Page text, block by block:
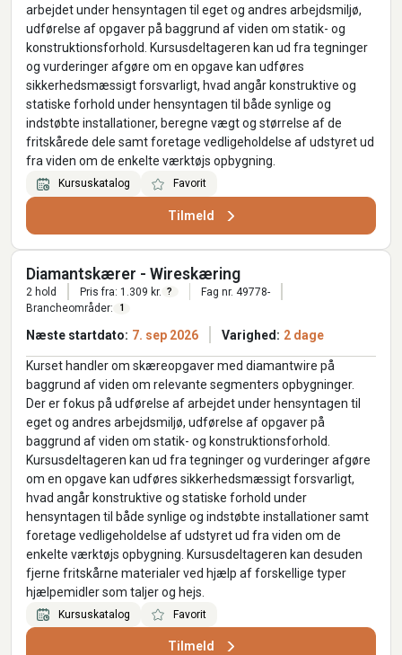
arbejdet under hensyntagen til eget og andres arbejdsmiljø,
udførelse af opgaver på baggrund af viden om statik- og
konstruktionsforhold. Kursusdeltageren kan ud fra tegninger
og vurderinger afgøre om en opgave kan udføres
sikkerhedsmæssigt forsvarligt, hvad angår konstruktive og
statiske forhold under hensyntagen til både synlige og
indstøbte installationer, beregne vægt og størrelse af de
fritskårede dele samt foretage vedligeholdelse af udstyret ud
fra viden om de enkelte værktøjs opbygning.
Kursuskatalog Favorit
Tilmeld
Diamantskærer - Wireskæring
2 hold Pris fra: 1.309 kr. ?
Fag nr. 49778-
Brancheområder:
1
Næste startdato: 7. sep 2026 Varighed: 2 dage
Kurset handler om skæreopgaver med diamantwire på
baggrund af viden om relevante segmenters opbygninger.
Der er fokus på udførelse af arbejdet under hensyntagen til
eget og andres arbejdsmiljø, udførelse af opgaver på
baggrund af viden om statik- og konstruktionsforhold.
Kursusdeltageren kan ud fra tegninger og vurderinger afgøre
om en opgave kan udføres sikkerhedsmæssigt forsvarligt,
hvad angår konstruktive og statiske forhold under
hensyntagen til både synlige og indstøbte installationer samt
foretage vedligeholdelse af udstyret ud fra viden om de
enkelte værktøjs opbygning. Kursusdeltageren kan desuden
fjerne fritskårne materialer ved hjælp af forskellige typer
hjælpemidler som taljer og hejs.
Kursuskatalog Favorit
Tilmeld